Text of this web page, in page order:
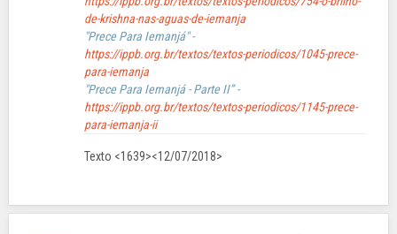
de-krishna-nas-aguas-de-iemanja
"Prece Para Iemanjá" -
https://ippb.org.br/textos/textos-periodicos/1045-prece-
para-iemanja
"Prece Para Iemanjá - Parte II” -
https://ippb.org.br/textos/textos-periodicos/1145-prece-
para-iemanja-ii
Texto <1639><12/07/2018>